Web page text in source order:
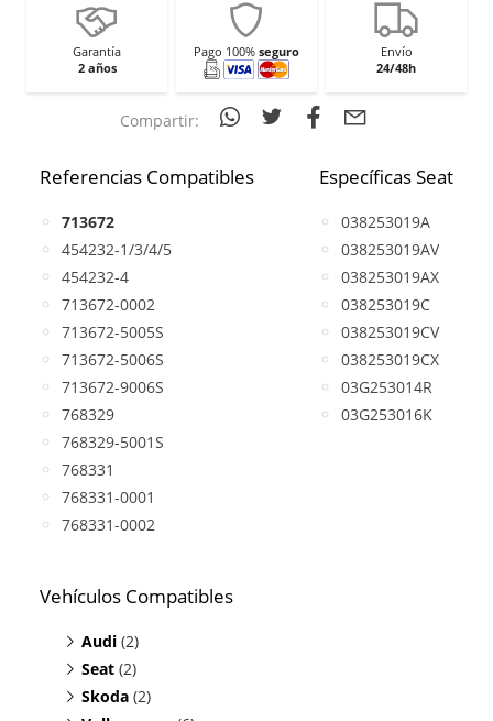
Garantía
2 años
Pago 100% seguro
Envío
24/48h
Compartir:
Referencias Compatibles
713672
454232-1/3/4/5
454232-4
713672-0002
713672-5005S
713672-5006S
713672-9006S
768329
768329-5001S
768331
768331-0001
768331-0002
Específicas Seat
038253019A
038253019AV
038253019AX
038253019C
038253019CV
038253019CX
03G253014R
03G253016K
Vehículos Compatibles
Audi (2)
A3 1.9 TDI
A3 1.9 TDI
Seat (2)
Leon 1.9 TDI
Skoda (2)